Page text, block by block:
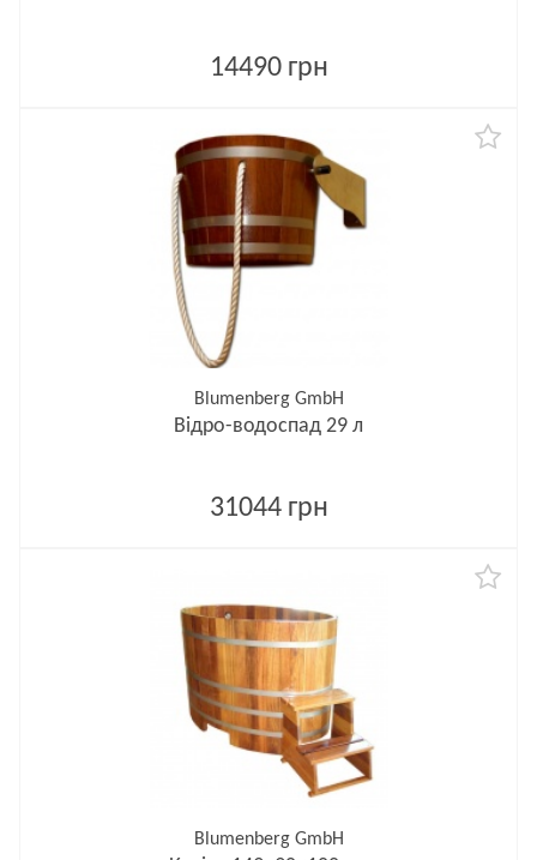
14490 грн
Blumenberg GmbH
Відро-водоспад 29 л
31044 грн
Blumenberg GmbH